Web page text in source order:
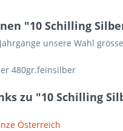
"10 Schilling
unsere Wahl
480gr.feinsilber
zu "10 Schilling
Österreich